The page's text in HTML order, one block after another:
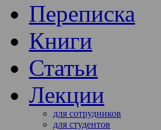
Переписка
Книги
Статьи
Лекции
для сотрудников
для студентов